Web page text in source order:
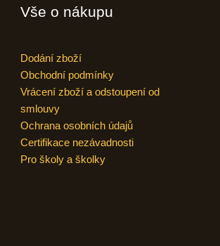
Vše o nákupu
Dodání zboží
Obchodní podmínky
Vrácení zboží a odstoupení od
smlouvy
Ochrana osobních údajů
Certifikace nezávadnosti
Pro školy a školky